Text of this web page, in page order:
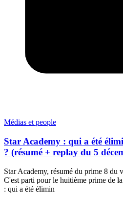
Médias et people
Star Academy : qui a été
? (résumé + replay du 5
Star Academy, résumé du prime 8 du
C'est parti pour le huitième prime de
: qui a été élimin